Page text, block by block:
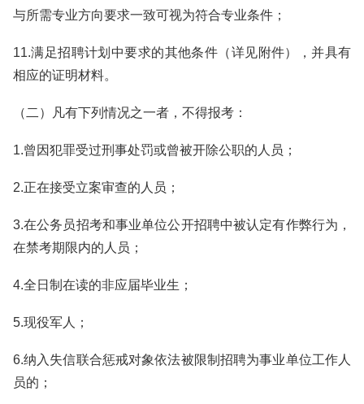
与所需专业方向要求一致可视为符合专业条件；
11.满足招聘计划中要求的其他条件（详见附件），并具有
相应的证明材料。
（二）凡有下列情况之一者，不得报考：
1.曾因犯罪受过刑事处罚或曾被开除公职的人员；
2.正在接受立案审查的人员；
3.在公务员招考和事业单位公开招聘中被认定有作弊行为，
在禁考期限内的人员；
4.全日制在读的非应届毕业生；
5.现役军人；
6.纳入失信联合惩戒对象依法被限制招聘为事业单位工作人
员的；